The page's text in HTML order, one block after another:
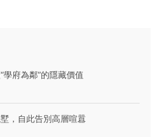
府為鄰”的隱藏價值
，自此告別高層喧囂